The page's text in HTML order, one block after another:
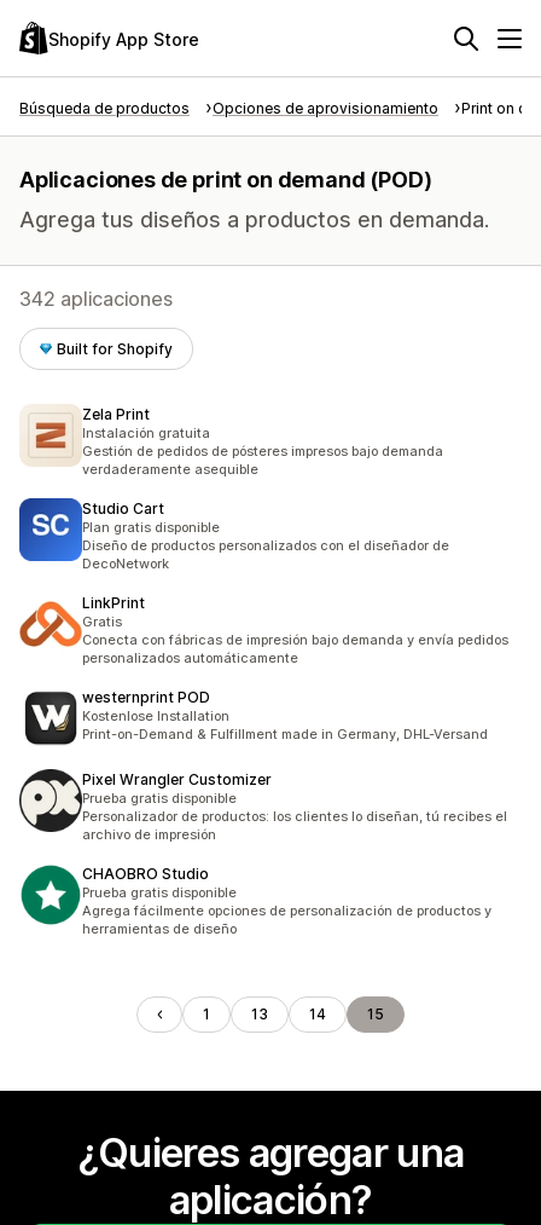
Shopify App Store
Búsqueda de productos Opciones de aprovisionamiento Print on
Aplicaciones de print on demand (POD)
Agrega tus diseños a productos en demanda.
342 aplicaciones
Built for Shopify
Zela Print
Instalación gratuita
Gestión de pedidos de pósteres impresos bajo demanda
verdaderamente asequible
Studio Cart
Plan gratis disponible
Diseño de productos personalizados con el diseñador de
DecoNetwork
LinkPrint
Gratis
Conecta con fábricas de impresión bajo demanda y envía pedidos
personalizados automáticamente
westernprint POD
Kostenlose Installation
Print-on-Demand & Fulfillment made in Germany, DHL-Versand
Pixel Wrangler Customizer
Prueba gratis disponible
Personalizador de productos: los clientes lo diseñan, tú recibes el
archivo de impresión
CHAOBRO Studio
Prueba gratis disponible
Agrega fácilmente opciones de personalización de productos y
herramientas de diseño
1 13 14 15
¿Quieres agregar una
aplicación?